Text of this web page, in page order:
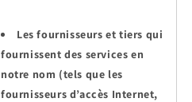
Les fournisseurs et tiers qui
fournissent des services en
notre nom (tels que les
fournisseurs d’accès Internet,